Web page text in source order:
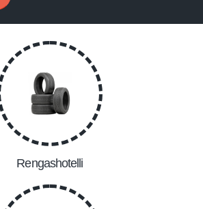
Rengashotelli